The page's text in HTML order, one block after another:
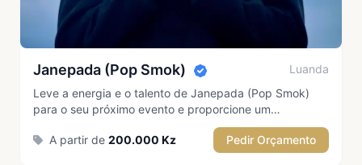
Janepada (Pop Smok)
Luanda
Leve a energia e o talento de Janepada (Pop Smok)
para o seu próximo evento e proporcione um
espetáculo inesquecível ao seu público.
A partir de 200.000 Kz Pedir Orçamento